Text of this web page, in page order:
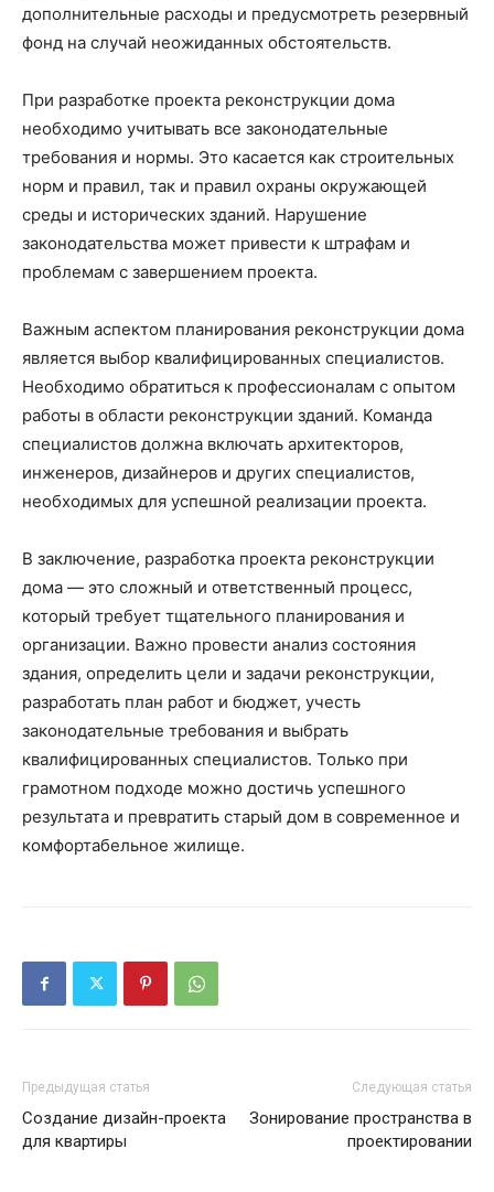
дополнительные расходы и предусмотреть резервный
фонд на случай неожиданных обстоятельств.
При разработке проекта реконструкции дома
необходимо учитывать все законодательные
требования и нормы. Это касается как строительных
норм и правил, так и правил охраны окружающей
среды и исторических зданий. Нарушение
законодательства может привести к штрафам и
проблемам с завершением проекта.
Важным аспектом планирования реконструкции дома
является выбор квалифицированных специалистов.
Необходимо обратиться к профессионалам с опытом
работы в области реконструкции зданий. Команда
специалистов должна включать архитекторов,
инженеров, дизайнеров и других специалистов,
необходимых для успешной реализации проекта.
В заключение, разработка проекта реконструкции
дома — это сложный и ответственный процесс,
который требует тщательного планирования и
организации. Важно провести анализ состояния
здания, определить цели и задачи реконструкции,
разработать план работ и бюджет, учесть
законодательные требования и выбрать
квалифицированных специалистов. Только при
грамотном подходе можно достичь успешного
результата и превратить старый дом в современное и
комфортабельное жилище.
Предыдущая статья
Создание дизайн-проекта
для квартиры
Следующая статья
Зонирование пространства в
проектировании